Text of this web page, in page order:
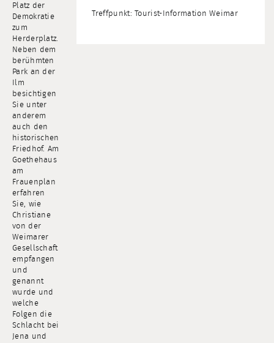
Platz der
Demokratie
zum
Herderplatz.
Neben dem
berühmten
Park an der
Ilm
besichtigen
Sie unter
anderem
auch den
historischen
Friedhof. Am
Goethehaus
am
Frauenplan
erfahren
Sie, wie
Christiane
von der
Weimarer
Gesellschaft
empfangen
und
genannt
wurde und
welche
Folgen die
Schlacht bei
Jena und
Treffpunkt: Tourist-Information Weimar